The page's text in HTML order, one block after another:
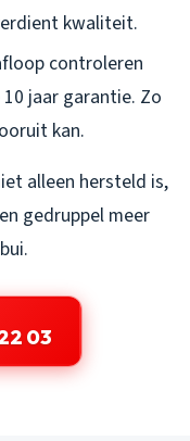
kwaliteit.
controleren
jaar garantie. Zo
kan.
alleen hersteld is,
gedruppel meer
03